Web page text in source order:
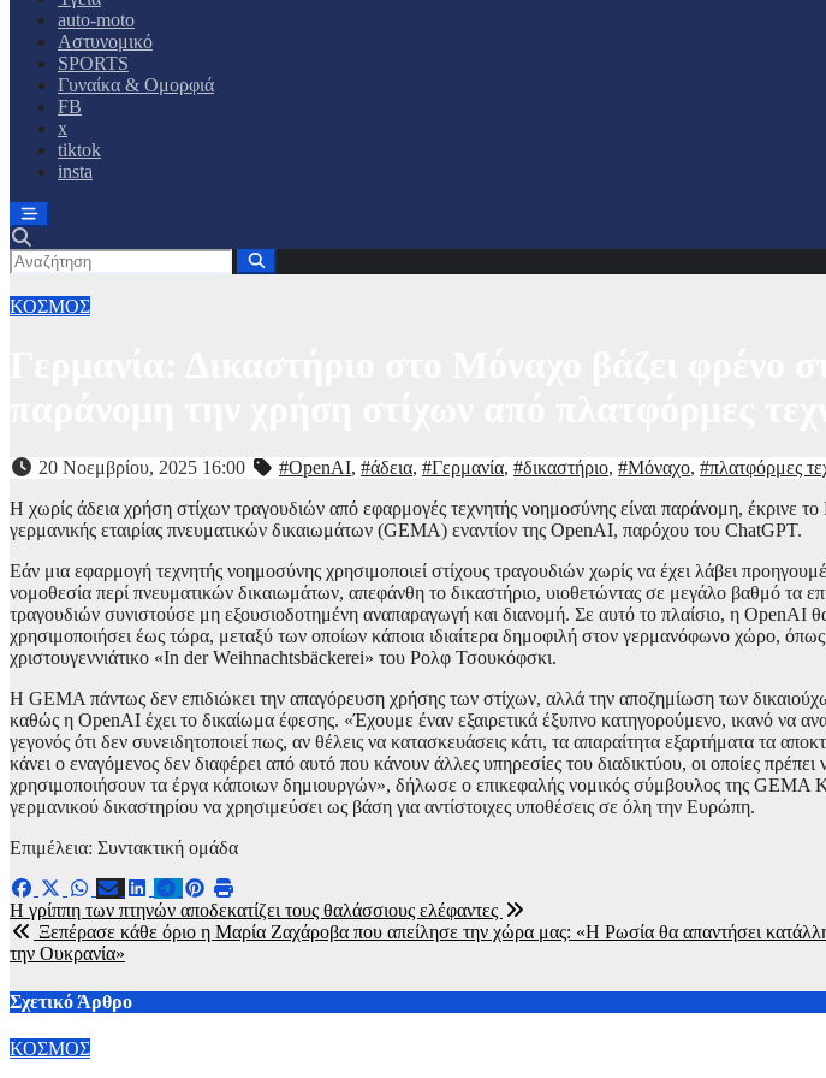
auto-moto
Αστυνομικό
SPORTS
Γυναίκα & Ομορφιά
FB
x
tiktok
insta
ΚΟΣΜΟΣ
20 Νοεμβρίου, 2025 16:00 #OpenAI, #άδεια, #Γερμανία, #δικαστήριο, #Μόναχο, #πλατφόρμες
Η χωρίς άδεια χρήση στίχων τραγουδιών από εφαρμογές τεχνητής νοημοσύνης είναι παράνομη, έκρινε
γερμανικής εταιρίας πνευματικών δικαιωμάτων (GEMA) εναντίον της OpenAI, παρόχου του ChatGPT.
Εάν μια εφαρμογή τεχνητής νοημοσύνης χρησιμοποιεί στίχους τραγουδιών χωρίς να έχει λάβει
νομοθεσία περί πνευματικών δικαιωμάτων, απεφάνθη το δικαστήριο, υιοθετώντας σε μεγάλο βαθμό τα
τραγουδιών συνιστούσε μη εξουσιοδοτημένη αναπαραγωγή και διανομή. Σε αυτό το πλαίσιο, η OpenAI
χρησιμοποιήσει έως τώρα, μεταξύ των οποίων κάποια ιδιαίτερα δημοφιλή στον γερμανόφωνο χώρο,
χριστουγεννιάτικο «In der Weihnachtsbäckerei» του Ρολφ Τσουκόφσκι.
Η GEMA πάντως δεν επιδιώκει την απαγόρευση χρήσης των στίχων, αλλά την αποζημίωση των
καθώς η OpenAI έχει το δικαίωμα έφεσης. «Έχουμε έναν εξαιρετικά έξυπνο κατηγορούμενο, ικανό να
γεγονός ότι δεν συνειδητοποιεί πως, αν θέλεις να κατασκευάσεις κάτι, τα απαραίτητα εξαρτήματα τα
κάνει ο εναγόμενος δεν διαφέρει από αυτό που κάνουν άλλες υπηρεσίες του διαδικτύου, οι οποίες
χρησιμοποιήσουν τα έργα κάποιων δημιουργών», δήλωσε ο επικεφαλής νομικός σύμβουλος της GEMA
γερμανικού δικαστηρίου να χρησιμεύσει ως βάση για αντίστοιχες υποθέσεις σε όλη την Ευρώπη.
Επιμέλεια: Συντακτική ομάδα
Πλοήγηση
άρθρων
H γρίππη των πτηνών αποδεκατίζει τους θαλάσσιους ελέφαντες
Ξεπέρασε κάθε όριο η Μαρία Ζαχάροβα που απείλησε την χώρα μας: «H Ρωσία θα απαντήσει
την Ουκρανία»
Σχετικό Άρθρο
ΚΟΣΜΟΣ